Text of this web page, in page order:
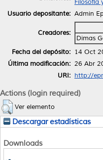
Filosofía
Usuario depositante: Admin
Creadores:
Dimas
Fecha del depósito: 14 Oct
Última modificación: 26 Abr
URI: http://
Actions (login required)
Ver elemento
Descargar estadísticas
Downloads